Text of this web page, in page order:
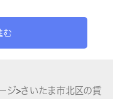
む
ジ>さいたま市北区の賃